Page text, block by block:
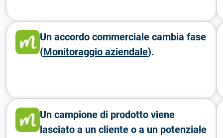
Un accordo commerciale cambia fase
(Monitoraggio aziendale).
Un campione di prodotto viene
lasciato a un cliente o a un potenziale